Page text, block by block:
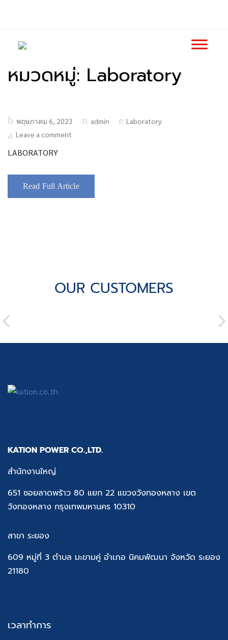
หมวดหมู่: Laboratory
Posted
พฤษภาคม 6, 2023 admin
Laboratory
Leave a comment
LABORATORY
Read Full Article
OUR CUSTOMERS
KATION POWER CO.,LTD.
สำนักงานใหญ่
651 ซอยลาดพร้าว 80 แยก 22 แขวงวังทองหลาง เขต
วังทองหลาง กรุงเทพมหานคร 10310
สาขา ระยอง
609 หมู่ที่ 3 ตำบล มะขามคู่ อำเภอ นิคมพัฒนา จังหวัด ระยอง
21180
เวลาทำการ